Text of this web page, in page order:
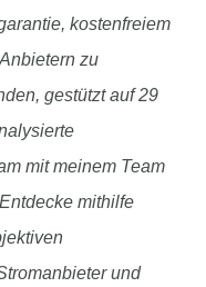
kostenfreiem
zu
gestützt auf 29
mit meinem Team
mithilfe
und